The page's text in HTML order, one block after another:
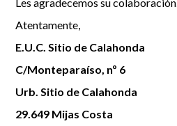
Atentamente,
E.U.C. Sitio de Calahonda
C/Monteparaíso, nº 6
Urb. Sitio de Calahonda
29.649 Mijas Costa